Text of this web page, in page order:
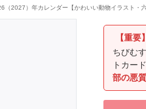
（2027）年カレンダー【かわいい動物イラスト・
【重
ちびむ
トカー
部の悪